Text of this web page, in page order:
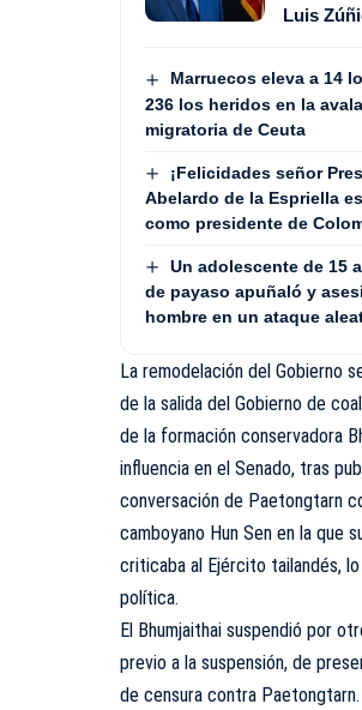
Luis
Marruecos eleva a 14
236 los heridos en la
migratoria de Ceuta
¡Felicidades señor
Abelardo de la Espriella
como presidente de
Un adolescente de 15
de payaso apuñaló y
hombre en un ataque
La remodelación del Gobierno
de la salida del Gobierno de
de la formación conservadora
influencia en el Senado, tras
conversación de Paetongtarn
camboyano Hun Sen en la que
criticaba al Ejército tailandés,
política.
El Bhumjaithai suspendió por
previo a la suspensión, de
de censura contra Paetongtarn.